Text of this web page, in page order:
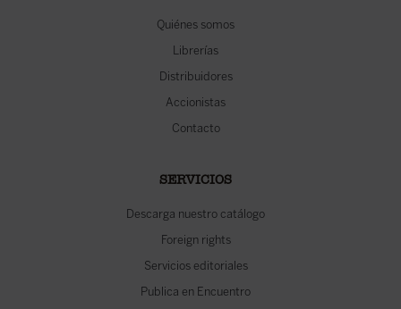
Quiénes somos
Librerías
Distribuidores
Accionistas
Contacto
SERVICIOS
Descarga nuestro catálogo
Foreign rights
Servicios editoriales
Publica en Encuentro